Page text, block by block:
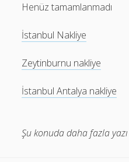
Youtube Dislike Arttırma Parasız
Şifresiz Facebook Beğeni
Youtube Dislike Arttırma
Henüz tamamlanmadı
İstanbul Nakliye
Zeytinburnu nakliye
İstanbul Antalya nakliye
Şu konuda daha fazla